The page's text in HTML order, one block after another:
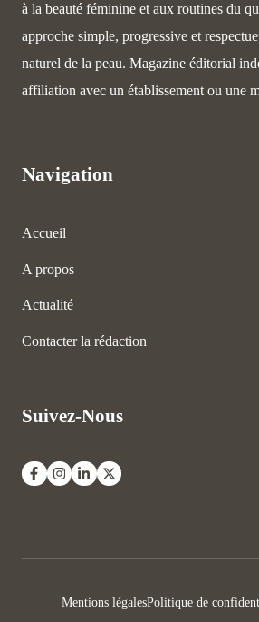
à la beauté féminine et aux routines du
approche simple, progressive et
naturel de la peau. Magazine éditorial
affiliation avec un établissement ou une
Navigation
Accueil
A propos
Actualité
Contacter la rédaction
Suivez-Nous
Mentions légalesPolitique de